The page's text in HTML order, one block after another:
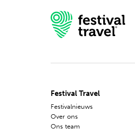
Contact
Festival Travel
Festivalnieuws
Over ons
Ons team